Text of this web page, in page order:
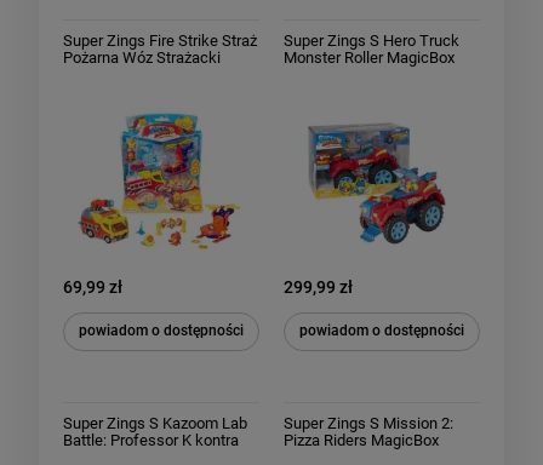
Super Zings Fire Strike Straż
Pożarna Wóz Strażacki
69,99 zł
powiadom o dostępności
Super Zings S Hero Truck
Monster Roller MagicBox
299,99 zł
powiadom o dostępności
Super Zings S Kazoom Lab
Battle: Professor K kontra
Super Zings S Mission 2:
Pizza Riders MagicBox